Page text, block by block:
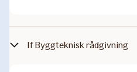
If Byggteknisk rådgivning